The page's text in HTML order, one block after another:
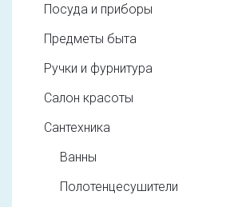
Посуда и приборы
Предметы быта
Ручки и фурнитура
Салон красоты
Сантехника
Ванны
Полотенцесушители